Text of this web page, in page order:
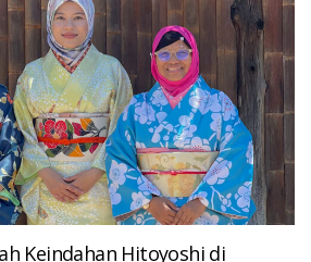
Keindahan Hitoyoshi di